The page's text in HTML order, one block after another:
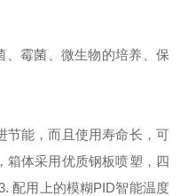
霉菌、微生物的培养、保
节能，而且使用寿命长，可
箱体采用优质钢板喷塑，四
配用上的模糊PID智能温度